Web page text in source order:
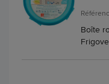
Boîte